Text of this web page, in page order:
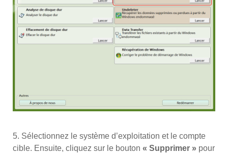
5. Sélectionnez le système d’exploitation et le compte
cible. Ensuite, cliquez sur le bouton « Supprimer » pour